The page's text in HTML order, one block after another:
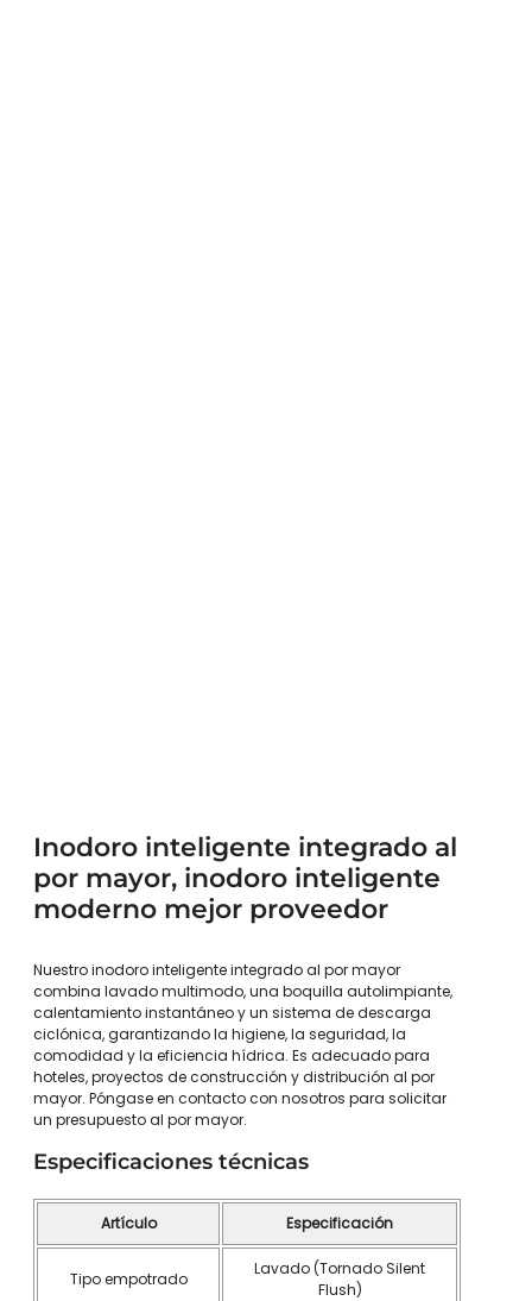
Inodoro inteligente integrado al
por mayor, inodoro inteligente
moderno mejor proveedor
Nuestro inodoro inteligente integrado al por mayor
combina lavado multimodo, una boquilla autolimpiante,
calentamiento instantáneo y un sistema de descarga
ciclónica, garantizando la higiene, la seguridad, la
comodidad y la eficiencia hídrica. Es adecuado para
hoteles, proyectos de construcción y distribución al por
mayor. Póngase en contacto con nosotros para solicitar
un presupuesto al por mayor.
Especificaciones técnicas
Artículo Especificación
Tipo empotrado
Lavado (Tornado Silent
Flush)